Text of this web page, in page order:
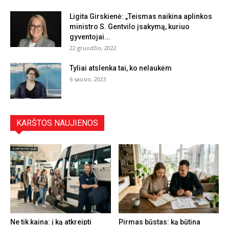
Ligita Girskienė: „Teismas naikina aplinkos
ministro S. Gentvilo įsakymą, kuriuo
gyventojai...
22 gruodžio, 2022
Tyliai atslenka tai, ko nelaukėm
6 sausio, 2023
KARŠTOS NAUJIENOS
Ne tik kaina: į ką atkreipti
Pirmas būstas: ką būtina